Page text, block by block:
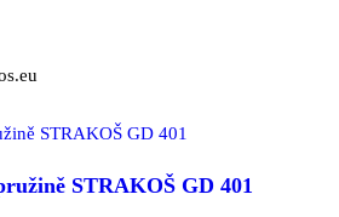
STRAKOŠ GD 401